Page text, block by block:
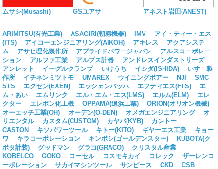
ムサシ(Musashi) GSユアサ アネスト岩田(ANEST)
ARIMITSU(有光工業) ASAGIRI(朝霧機器) IMV
アイ・ティー・エス
(ITS)
アイコーエンジニアリング(AIKOH) アキレス
アクアシステ
ム
アサヒ理化製作所 アプライドパワージャパン
アルスコーポレー
ション
アルファ工業 アルプス計器
アンドレスインダストリーズ
アンレット
イーグルクランプ いけうち イシダ(ISHIDA)
いすゞ製
作所
イチネンミツトモ UMAREX ウイニングボアー NJI
SMC
STS
エクセン(EXEN) エッシェンバッハ エフティエス(FTS)
エ
ム・あい
エムリンク エル・エム・エス(LMS) エルム(ELM)
エレ
クター
エレポン化工機 OPPAMA(追浜工業)
ORION(オリオン機械)
オーエッチ工業(OH)
オーデン(O-DEN) オメガエンジニアリング
オ
リエンタル
カスタム(CUSTOM) カヤバ(KYB)
カントー
CASTON
キソパワーツール キトー(KITO) ギヤーエス工業
キョー
ワ
キラコーポレーション キンボシ(ゴールデンスター)
KUBOTA(ク
ボタ計装)
グッドマン グラコ(GRACO)
クリスタル産業
KOBELCO
GOKO コーセル コスモキカイ コレック
ザーレンコ
ーポレーション
サカイマシンツール サンピース CKD
CSB